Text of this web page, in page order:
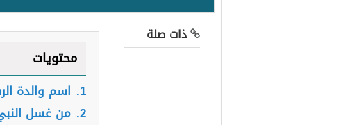
ذات صلة
محتويات
1. اسم والدة
2. من غسل